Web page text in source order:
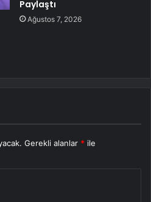
Paylaştı
Ağustos 7, 2026
Gerekli alanlar * ile